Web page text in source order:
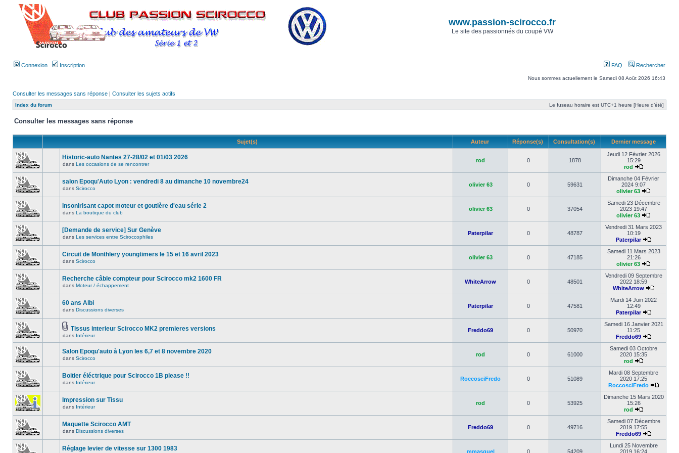
www.passion-scirocco.fr
Le site des passionnés du coupé VW
Connexion Inscription FAQ Rechercher
Nous sommes actuellement le Samedi 08 Août 2026 16:43
Consulter les messages sans réponse | Consulter les sujets actifs
Index du forum Le fuseau horaire est UTC+1 heure [Heure d’été]
Consulter les messages sans réponse
Sujet(s) Auteur Réponse(s) Consultation(s) Dernier message
Historic-auto Nantes 27-28/02 et 01/03 2026
dans Les occasions de se rencontrer
rod 0 1878
Jeudi 12 Février 2026
15:29
rod
salon Epoqu'Auto Lyon : vendredi 8 au dimanche 10 novembre24
dans Scirocco
olivier 63 0 59631
Dimanche 04 Février
2024 9:07
olivier 63
insonirisant capot moteur et goutière d'eau série 2
dans La boutique du club
olivier 63 0 37054
Samedi 23 Décembre
2023 19:47
olivier 63
[Demande de service] Sur Genève
dans Les services entre Sciroccophiles
Paterpilar 0 48787
Vendredi 31 Mars 2023
10:19
Paterpilar
Circuit de Monthlery youngtimers le 15 et 16 avril 2023
dans Scirocco
olivier 63 0 47185
Samedi 11 Mars 2023
21:26
olivier 63
Recherche câble compteur pour Scirocco mk2 1600 FR
dans Moteur / échappement
WhiteArrow 0 48501
Vendredi 09 Septembre
2022 18:59
WhiteArrow
60 ans Albi
dans Discussions diverses
Paterpilar 0 47581
Mardi 14 Juin 2022
12:49
Paterpilar
Tissus interieur Scirocco MK2 premieres versions
dans Intérieur
Freddo69 0 50970
Samedi 16 Janvier 2021
11:25
Freddo69
Salon Epoqu'auto à Lyon les 6,7 et 8 novembre 2020
dans Scirocco
rod 0 61000
Samedi 03 Octobre
2020 15:35
rod
Boitier éléctrique pour Scirocco 1B please !!
dans Intérieur
RoccosciFredo 0 51089
Mardi 08 Septembre
2020 17:25
RoccosciFredo
Impression sur Tissu
dans Intérieur
rod 0 53925
Dimanche 15 Mars 2020
15:26
rod
Maquette Scirocco AMT
dans Discussions diverses
Freddo69 0 49716
Samedi 07 Décembre
2019 17:55
Freddo69
Réglage levier de vitesse sur 1300 1983 mmasquel 0 54209
Lundi 25 Novembre
2019 16:24